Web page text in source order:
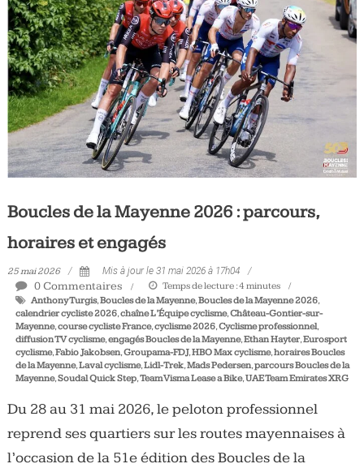
Tous
les
jours,
votre
actualité
vélo
et
triathlon
Boucles de la Mayenne 2026 : parcours,
horaires et engagés
25 mai 2026 Mis à jour le 31 mai 2026 à 17h04
0 Commentaires Temps de lecture :4 minutes
Anthony Turgis,Boucles de la Mayenne,Boucles de la Mayenne 2026,
calendrier cycliste 2026,chaîne L’Équipe cyclisme,Château-Gontier-sur-
Mayenne,course cycliste France,cyclisme 2026,Cyclisme professionnel,
diffusion TV cyclisme,engagés Boucles de la Mayenne,Ethan Hayter,Eurosport
cyclisme,Fabio Jakobsen,Groupama-FDJ,HBO Max cyclisme,horaires Boucles
de la Mayenne,Laval cyclisme,Lidl-Trek,Mads Pedersen,parcours Boucles de la
Mayenne,Soudal Quick Step,Team Visma Lease a Bike,UAE Team Emirates XRG
Du 28 au 31 mai 2026, le peloton professionnel
reprend ses quartiers sur les routes mayennaises à
l’occasion de la 51e édition des Boucles de la